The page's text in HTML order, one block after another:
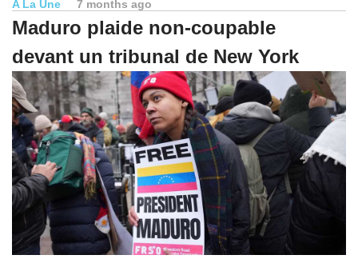
A La Une 7 months ago
Maduro plaide non-coupable
devant un tribunal de New York